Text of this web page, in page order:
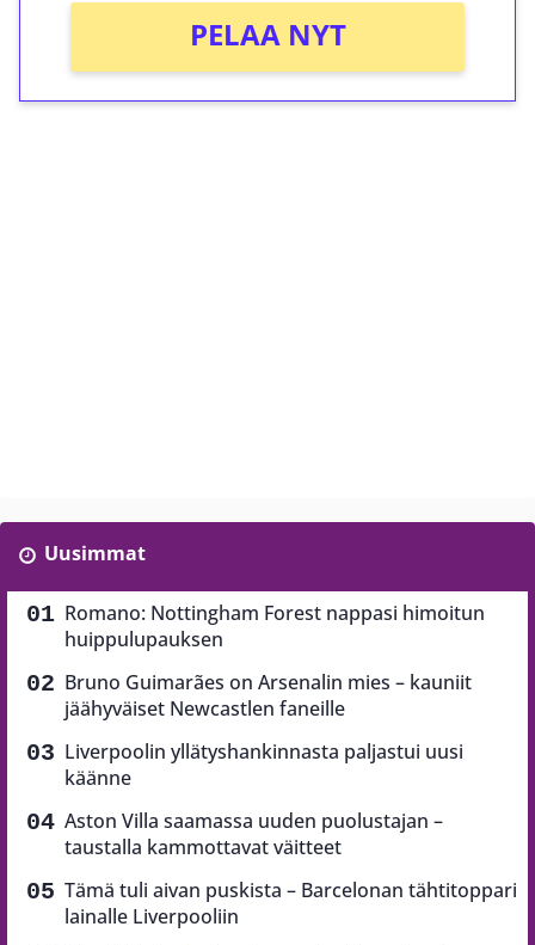
PELAA NYT
Uusimmat
Romano: Nottingham Forest nappasi himoitun
huippulupauksen
Bruno Guimarães on Arsenalin mies – kauniit
jäähyväiset Newcastlen faneille
Liverpoolin yllätyshankinnasta paljastui uusi
käänne
Aston Villa saamassa uuden puolustajan –
taustalla kammottavat väitteet
Tämä tuli aivan puskista – Barcelonan tähtitoppari
lainalle Liverpooliin